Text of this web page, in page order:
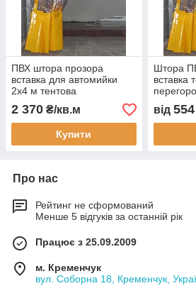
ПВХ штора прозора
вставка для автомийки
2x4 м тентова
перегородка для мийки
складу цеху з фурнітурою
на замовлення
2 370 ₴/кв.м
Купити
Штора
вставка
склад
шуму
від 554
Про нас
Рейтинг не сформований
Менше 5 відгуків за останній рік
Працює з 25.09.2009
м. Кременчук
вул. Соборна 18, Кременчук,